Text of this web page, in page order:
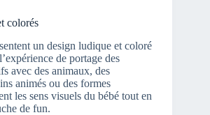
colorés
un design ludique et coloré
de portage des
avec des animaux, des
animés ou des formes
les sens visuels du bébé tout en
de fun.